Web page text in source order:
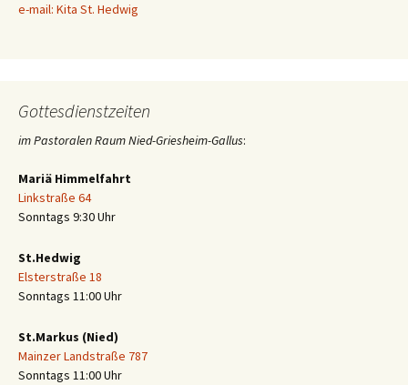
e-mail: Kita St. Hedwig
Gottesdienstzeiten
im Pastoralen Raum Nied-Griesheim-Gallus:
Mariä Himmelfahrt
Linkstraße 64
Sonntags 9:30 Uhr
St.Hedwig
Elsterstraße 18
Sonntags 11:00 Uhr
St.Markus (Nied)
Mainzer Landstraße 787
Sonntags 11:00 Uhr